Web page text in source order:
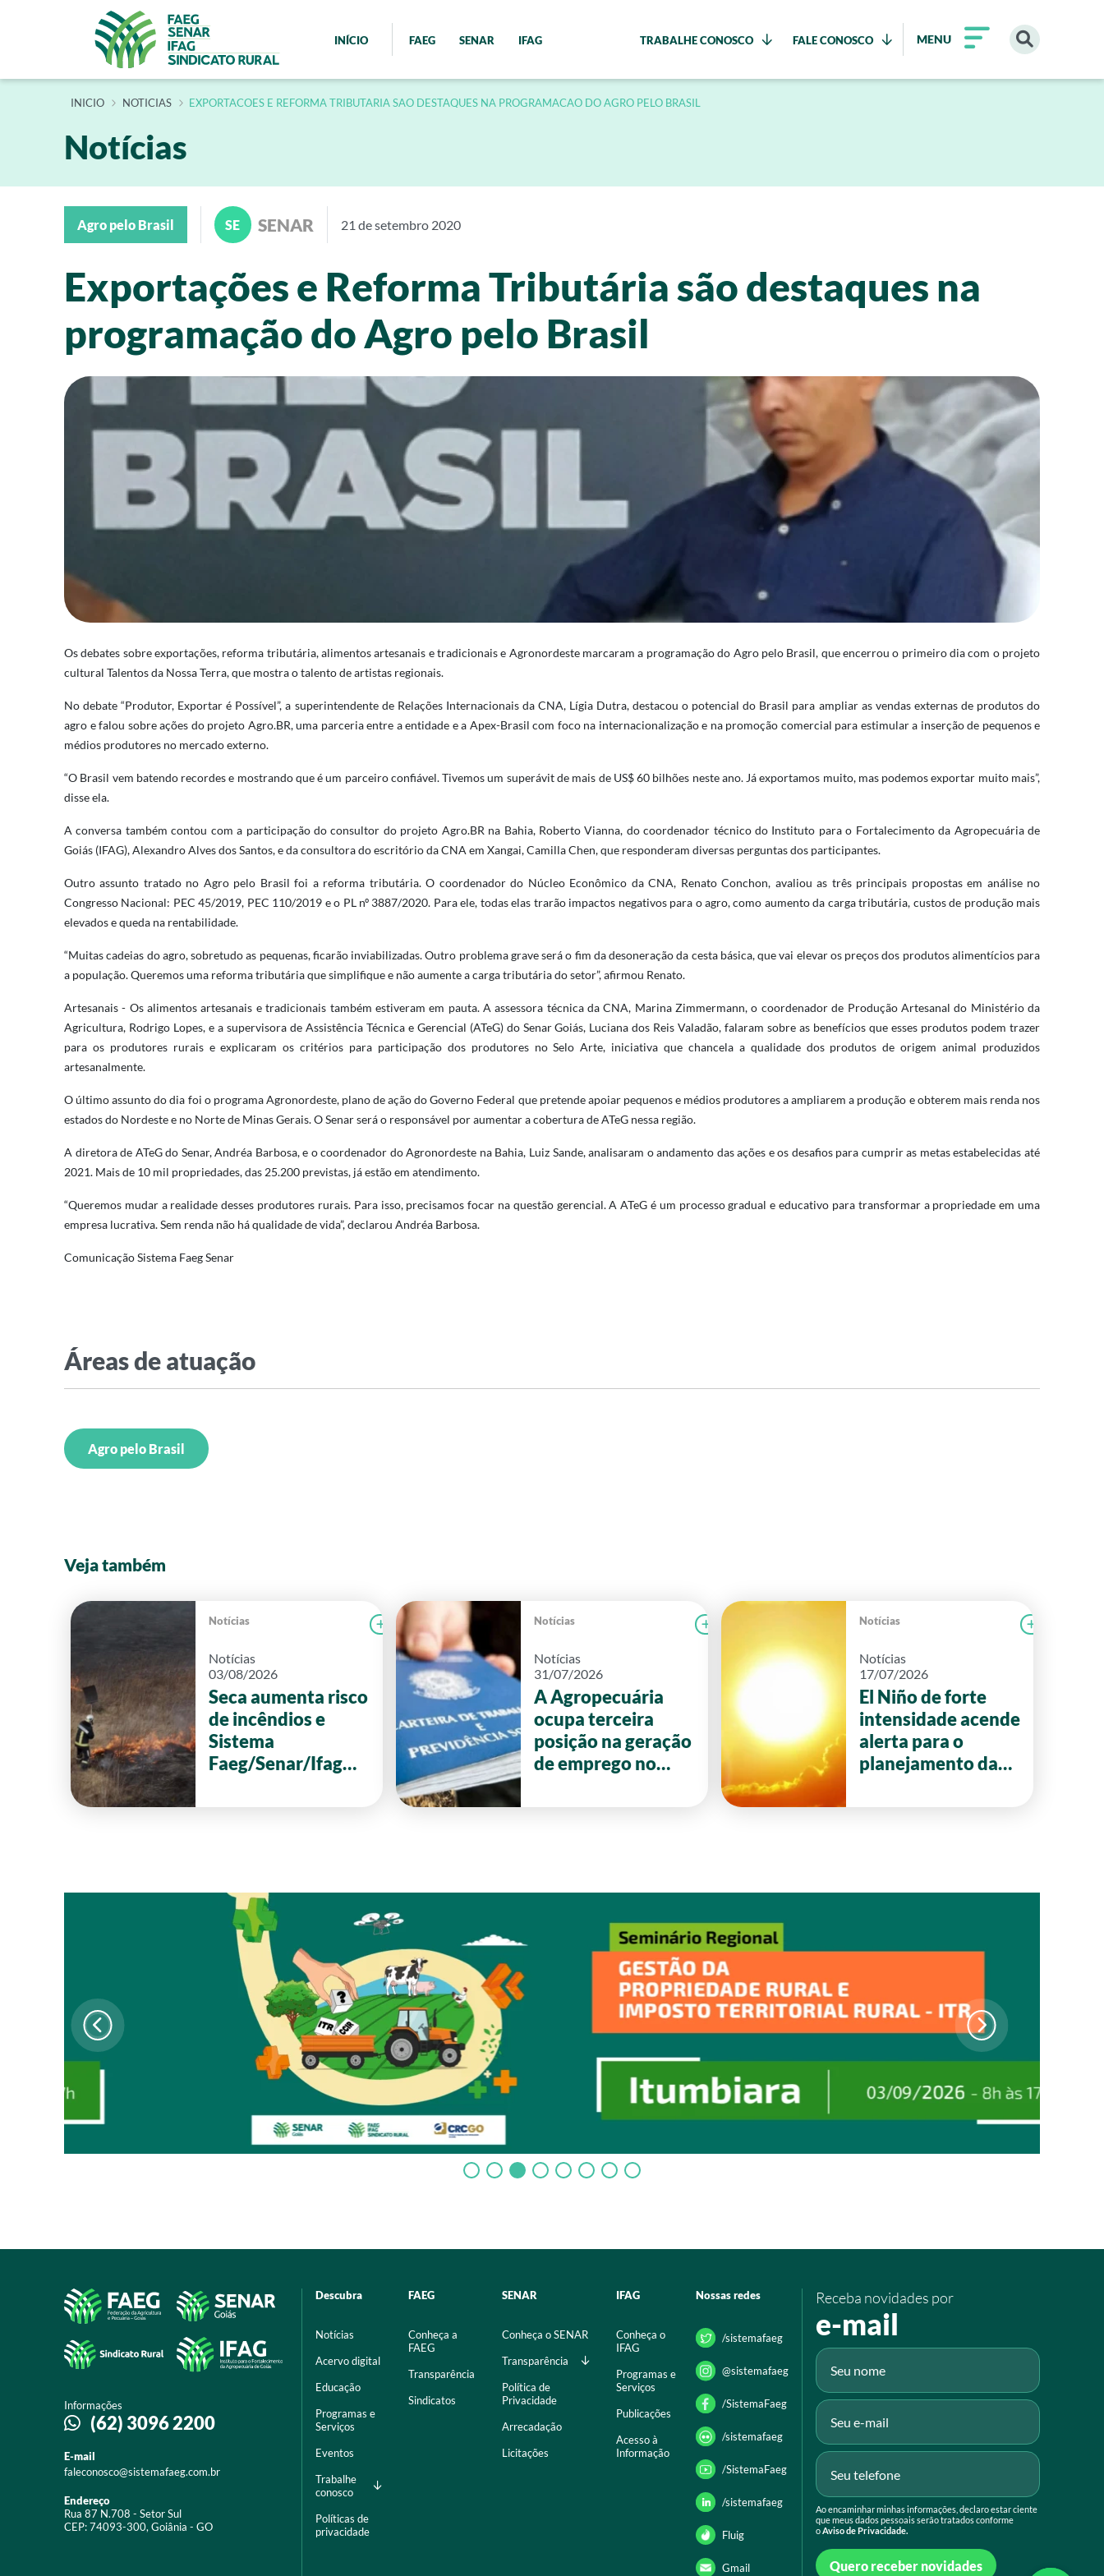
INÍCIO FAEG SENAR IFAG TRABALHE CONOSCO FALE CONOSCO MENU
INÍCIO NOTICIAS EXPORTACOES E REFORMA TRIBUTARIA SAO DESTAQUES NA PROGRAMACAO DO AGRO PELO BRASIL
Notícias
Agro pelo Brasil SE SENAR 21 de setembro 2020
Exportações e Reforma Tributária são destaques na
programação do Agro pelo Brasil
Os debates sobre exportações, reforma tributária, alimentos artesanais e tradicionais e Agronordeste marcaram a programação do Agro pelo Brasil, que encerrou o primeiro dia com o projeto
cultural Talentos da Nossa Terra, que mostra o talento de artistas regionais.
No debate “Produtor, Exportar é Possível”, a superintendente de Relações Internacionais da CNA, Lígia Dutra, destacou o potencial do Brasil para ampliar as vendas externas de produtos do
agro e falou sobre ações do projeto Agro.BR, uma parceria entre a entidade e a Apex-Brasil com foco na internacionalização e na promoção comercial para estimular a inserção de pequenos e
médios produtores no mercado externo.
“O Brasil vem batendo recordes e mostrando que é um parceiro confiável. Tivemos um superávit de mais de US$ 60 bilhões neste ano. Já exportamos muito, mas podemos exportar muito mais”,
disse ela.
A conversa também contou com a participação do consultor do projeto Agro.BR na Bahia, Roberto Vianna, do coordenador técnico do Instituto para o Fortalecimento da Agropecuária de
Goiás (IFAG), Alexandro Alves dos Santos, e da consultora do escritório da CNA em Xangai, Camilla Chen, que responderam diversas perguntas dos participantes.
Outro assunto tratado no Agro pelo Brasil foi a reforma tributária. O coordenador do Núcleo Econômico da CNA, Renato Conchon, avaliou as três principais propostas em análise no
Congresso Nacional: PEC 45/2019, PEC 110/2019 e o PL nº 3887/2020. Para ele, todas elas trarão impactos negativos para o agro, como aumento da carga tributária, custos de produção mais
elevados e queda na rentabilidade.
“Muitas cadeias do agro, sobretudo as pequenas, ficarão inviabilizadas. Outro problema grave será o fim da desoneração da cesta básica, que vai elevar os preços dos produtos alimentícios para
a população. Queremos uma reforma tributária que simplifique e não aumente a carga tributária do setor”, afirmou Renato.
Artesanais - Os alimentos artesanais e tradicionais também estiveram em pauta. A assessora técnica da CNA, Marina Zimmermann, o coordenador de Produção Artesanal do Ministério da
Agricultura, Rodrigo Lopes, e a supervisora de Assistência Técnica e Gerencial (ATeG) do Senar Goiás, Luciana dos Reis Valadão, falaram sobre as benefícios que esses produtos podem trazer
para os produtores rurais e explicaram os critérios para participação dos produtores no Selo Arte, iniciativa que chancela a qualidade dos produtos de origem animal produzidos
artesanalmente.
O último assunto do dia foi o programa Agronordeste, plano de ação do Governo Federal que pretende apoiar pequenos e médios produtores a ampliarem a produção e obterem mais renda nos
estados do Nordeste e no Norte de Minas Gerais. O Senar será o responsável por aumentar a cobertura de ATeG nessa região.
A diretora de ATeG do Senar, Andréa Barbosa, e o coordenador do Agronordeste na Bahia, Luiz Sande, analisaram o andamento das ações e os desafios para cumprir as metas estabelecidas até
2021. Mais de 10 mil propriedades, das 25.200 previstas, já estão em atendimento.
“Queremos mudar a realidade desses produtores rurais. Para isso, precisamos focar na questão gerencial. A ATeG é um processo gradual e educativo para transformar a propriedade em uma
empresa lucrativa. Sem renda não há qualidade de vida”, declarou Andréa Barbosa.
Comunicação Sistema Faeg Senar
Áreas de atuação
Agro pelo Brasil
Veja também
Notícias
Notícias
03/08/2026
Seca aumenta risco
de incêndios e
Sistema
Faeg/Senar/Ifag
Ler notícia FAEG Notícias
Notícias
31/07/2026
A Agropecuária
ocupa terceira
posição na geração
de emprego no
Notícias
Notícias
17/07/2026
El Niño de forte
intensidade acende
alerta para o
planejamento da
Informações
(62) 3096 2200
E-mail
faleconosco@sistemafaeg.com.br
Endereço
Rua 87 N.708 - Setor Sul
CEP: 74093-300, Goiânia - GO
Descubra
Notícias
Acervo digital
Educação
Programas e
Serviços
Eventos
Trabalhe
conosco
Políticas de
privacidade
FAEG
Conheça a
FAEG
Transparência
Sindicatos
SENAR
Conheça o SENAR
Transparência
Política de
Privacidade
Arrecadação
Licitações
IFAG
Conheça o
IFAG
Programas e
Serviços
Publicações
Acesso à
Informação
Nossas redes
/sistemafaeg
@sistemafaeg
/SistemaFaeg
/sistemafaeg
/SistemaFaeg
/sistemafaeg
Fluig
Gmail
Receba novidades por
e-mail
Ao encaminhar minhas informações, declaro estar ciente
que meus dados pessoais serão tratados conforme
oAviso de Privacidade.
Quero receber novidades